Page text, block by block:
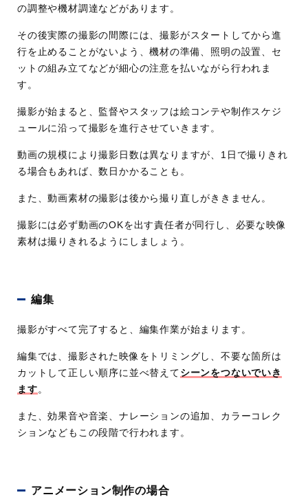
の調整や機材調達などがあります。
その後実際の撮影の間際には、撮影がスタートしてから進
行を止めることがないよう、機材の準備、照明の設置、セ
ットの組み立てなどが細心の注意を払いながら行われま
す。
撮影が始まると、監督やスタッフは絵コンテや制作スケジ
ュールに沿って撮影を進行させていきます。
動画の規模により撮影日数は異なりますが、1日で撮りきれ
る場合もあれば、数日かかることも。
また、動画素材の撮影は後から撮り直しがききません。
撮影には必ず動画のOKを出す責任者が同行し、必要な映像
素材は撮りきれるようにしましょう。
編集
撮影がすべて完了すると、編集作業が始まります。
編集では、撮影された映像をトリミングし、不要な箇所は
カットして正しい順序に並べ替えて シーンをつないでいき
ます 。
また、効果音や音楽、ナレーションの追加、カラーコレク
ションなどもこの段階で行われます。
アニメーション制作の場合